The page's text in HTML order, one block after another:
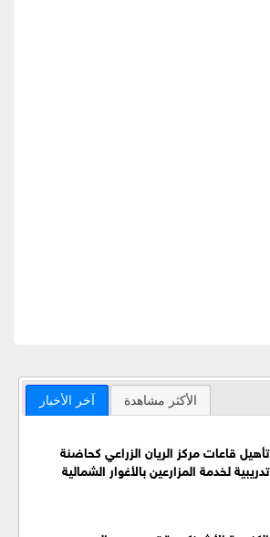
آخر الأخبار الأكثر مشاهدة
تأهيل قاعات مركز الريان الزراعي كحاضنة
تدريبية لخدمة المزارعين بالأغوار الشمالية